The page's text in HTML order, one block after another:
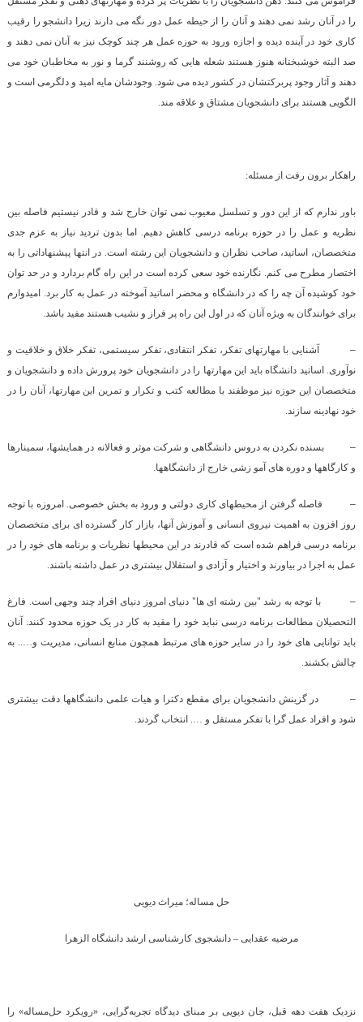
را در آنان رشد نمی دهند و آنان را از حیطه عمل دور نگه می دارند زیرا دانشجو را رقیب
کاری خود در آینده دیده و اجازه ورود به حوزه عمل هر چند کوچک نیز به آنان نمی دهند و
صد البته خوشبختانه هنوز هستند شعله هایی که روشنند گرما و نور به مخاطبان خود می
دهند و آثار وجود پربرکتشان در کشور دیده می شود. وجودشان مایه امید و دلگرمی است و
الگویی هستند برای دانشجویان مشتاق و علاقه مند.
راهکار برون رفت از مسئله:
باور ندارم که از این دور و تسلسل معیوب نمی توان خارج شد و قادر نیستیم فاصله بین
نظریه و عمل را در حوزه برنامه درسی کاهش دهیم. اما بدون تردید نیاز به عزم جدی
متخصصان، اساتید، صاحب نظران و دانشجویان این رشته است. در انتها پیشنهاداتی را به
اختصار مطرح می کنم. نگارنده خود سعی کرده است در این راه گام بردارد و در حد توان
خود کوشیده آن چه را که در دانشگاه و محضر اساتید آموخته در عمل به کار برد. امیدوارم
برای خوانندگان به ویژه آنان که در اول این راه پر فراز و نشیب هستند مفید باشد.
– آشنایی با مهارتهای تفکر، تفکر انتقادی، تفکر سیستمی، تفکر خلاق و خلاقیت و
نوآوری. اساتید دانشگاه باید این مهارتها را در دانشجویان خود پرورش داده و دانشجویان و
متخصصان این حوزه نیز موظفند با مطالعه کتب و تکرار و تمرین این مهارتها، آنان را در
خود نهادینه سازند.
– بسنده نکردن به دروس دانشگاهی و شرکت موثر و فعالانه در همایشها، سمینارها
و کارگاهها و دوره های آمو زشی خارج از دانشگاهها.
– فاصله گرفتن از محیطهای کاری دولتی و ورود به بخش خصوصی. امروزه با توجه
روز افزون به اهمیت نیروی انسانی و آموزش آنها، بازار کار گسترده ای برای متخصصان
برنامه درسی فراهم شده است که قادرند در این محیطها نظریات و برنامه های خود را در
عمل به اجرا در بیاورند و اختیار و آزادی و استقلال بیشتری در عمل داشته باشند.
– با توجه به رشد "بین رشته ای ها" دنیای امروز دنیای افراد چند وجهی است. فارغ
التحصیلان مطالعات برنامه درسی نباید خود را مقید به کار در یک حوزه محدود کنند. آنان
باید توانایی های خود را در سایر حوزه های مرتبط همچون منابع انسانی، مدیریت و….. به
چالش بکشند.
– در گزینش دانشجویان برای مقطع دکترا و هیات علمی دانشگاهها دقت بیشتری
شود و افراد عمل گرا با تفکر مستقل و …. انتخاب گردند.
حل مساله؛ میراث دیویی
مرضیه عقدایی – دانشجوی کارشناسی ارشد دانشگاه الزهرا
نزدیک هفت دهه قبل، جان دیویی بر مبنای دیدگاه تجربه‌گرایی، «رویکرد حل‌مساله» را